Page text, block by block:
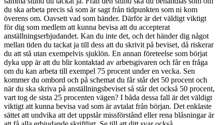
du ska arbeta precis så som är sagt från tidpunkten som ni kom
överens om. Oavsett vad som händer. Därför är det väldigt viktigt
för dig som medlem att kunna bevisa att du accepterat
anställningserbjudandet. Kan du inte det, och det händer dig något
mellan tiden du tackat ja till dess att du skrivit på beviset, då riskerar
du att stå utan exempelvis sjuklön. En annan företeelse som börjat
dyka upp är att du blir kontaktad av arbetsgivaren och får en fråga
om du kan arbeta till exempel 75 procent under en vecka. Sen
kommer du ombord och på schemat du får står det 50 procent och
när du ska skriva på anställningsbeviset så står det också 50 procent,
vart tog de sista 25 procenten vägen? I båda dessa fall är det väldigt
viktigt att kunna bevisa vad som är avtalat från början. Det enklaste
sättet att undvika att det uppstår missförstånd eller rena blåsningar är